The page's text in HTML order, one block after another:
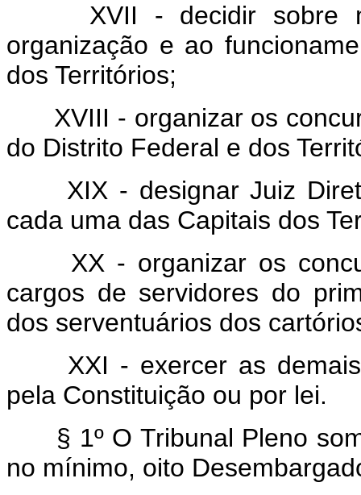
XVII - decidir sobre
organização e ao
dos Territórios;
XVIII - organizar os
do Distrito Federal e dos
XIX - designar Juiz
cada uma das Capitais dos
XX - organizar os
cargos de servidores do
dos serventuários dos
XXI - exercer as demais
pela Constituição ou por lei.
§ 1º O Tribunal Pleno
no mínimo, oito